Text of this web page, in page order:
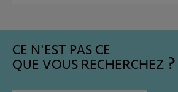
CE N'EST PAS CE
QUE VOUS RECHERCHEZ